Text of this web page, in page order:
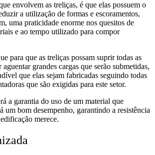
envolvem as treliças, é que elas possuem o
a utilização de formas e escoramentos,
uma praticidade enorme nos quesitos de
e ao tempo utilizado para compor
para que as treliças possam suprir todas as
aguentar grandes cargas que serão submetidas,
que elas sejam fabricadas seguindo todas
que são exigidas para este setor.
a garantia do uso de um material que
um bom desempenho, garantindo a resistência
merece.